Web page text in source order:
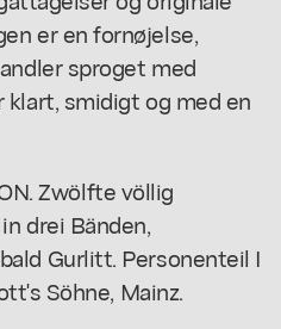
er en fornøjelse,
sproget med
klart, smidigt og med en
Zwölfte völlig
drei Bänden,
Gurlitt. Personenteil I
Söhne, Mainz.